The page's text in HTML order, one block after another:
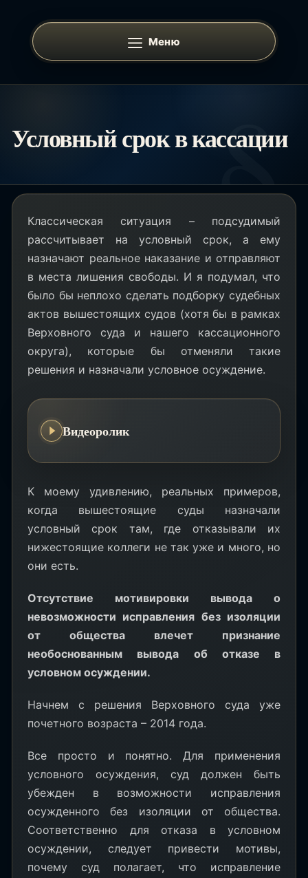
содержимому
Меню
Условный срок в кассации
Классическая ситуация – подсудимый
рассчитывает на условный срок, а ему
назначают реальное наказание и отправляют
в места лишения свободы. И я подумал, что
было бы неплохо сделать подборку судебных
актов вышестоящих судов (хотя бы в рамках
Верховного суда и нашего кассационного
округа), которые бы отменяли такие
решения и назначали условное осуждение.
Видеоролик
К моему удивлению, реальных примеров,
когда вышестоящие суды назначали
условный срок там, где отказывали их
нижестоящие коллеги не так уже и много, но
они есть.
Отсутствие мотивировки вывода о
невозможности исправления без изоляции
от общества влечет признание
необоснованным вывода об отказе в
условном осуждении.
Начнем с решения Верховного суда уже
почетного возраста – 2014 года.
Все просто и понятно. Для применения
условного осуждения, суд должен быть
убежден в возможности исправления
осужденного без изоляции от общества.
Соответственно для отказа в условном
осуждении, следует привести мотивы,
почему суд полагает, что исправление